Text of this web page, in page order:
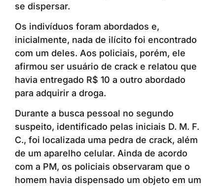
se dispersar.
Os indivíduos foram abordados e,
inicialmente, nada de ilícito foi encontrado
com um deles. Aos policiais, porém, ele
afirmou ser usuário de crack e relatou que
havia entregado R$ 10 a outro abordado
para adquirir a droga.
Durante a busca pessoal no segundo
suspeito, identificado pelas iniciais D. M. F.
C., foi localizada uma pedra de crack, além
de um aparelho celular. Ainda de acordo
com a PM, os policiais observaram que o
homem havia dispensado um objeto em um